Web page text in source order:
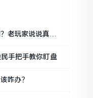
老玩家说说真实
手把手教你盯盘
咋办？